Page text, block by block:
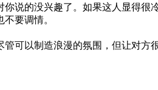
说的没兴趣了。如果这人显得
要调情。
可以制造浪漫的氛围，但让对